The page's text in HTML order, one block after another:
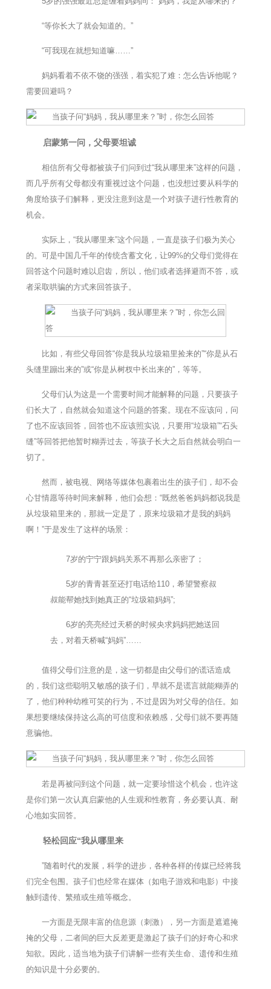
“等你长大了就会知道的。”
“可我现在就想知道嘛……”
妈妈看着不依不饶的强强，着实犯了难：怎么告诉他呢？
需要回避吗？
启蒙第一问，父母要坦诚
相信所有父母都被孩子们问到过“我从哪里来”这样的问题，
而几乎所有父母都没有重视过这个问题，也没想过要从科学的
角度给孩子们解释，更没注意到这是一个对孩子进行性教育的
机会。
实际上，“我从哪里来”这个问题，一直是孩子们极为关心
的。可是中国几千年的传统含蓄文化，让99%的父母们觉得在
回答这个问题时难以启齿，所以，他们或者选择避而不答，或
者采取哄骗的方式来回答孩子。
比如，有些父母回答“你是我从垃圾箱里捡来的”“你是从石
头缝里蹦出来的”或“你是从树杈中长出来的”，等等。
父母们认为这是一个需要时间才能解释的问题，只要孩子
们长大了，自然就会知道这个问题的答案。现在不应该问，问
了也不应该回答，回答也不应该照实说，只要用“垃圾箱”“石头
缝”等回答把他暂时糊弄过去，等孩子长大之后自然就会明白一
切了。
然而，被电视、网络等媒体包裹着出生的孩子们，却不会
心甘情愿等待时间来解释，他们会想：“既然爸爸妈妈都说我是
从垃圾箱里来的，那就一定是了，原来垃圾箱才是我的妈妈
啊！”于是发生了这样的场景：
7岁的宁宁跟妈妈关系不再那么亲密了；
5岁的青青甚至还打电话给110，希望警察叔
叔能帮她找到她真正的“垃圾箱妈妈”;
6岁的亮亮经过天桥的时候央求妈妈把她送回
去，对着天桥喊“妈妈”……
值得父母们注意的是，这一切都是由父母们的谎话造成
的，我们这些聪明又敏感的孩子们，早就不是谎言就能糊弄的
了，他们种种幼稚可笑的行为，不过是因为对父母的信任。如
果想要继续保持这么高的可信度和依赖感，父母们就不要再随
意骗他。
若是再被问到这个问题，就一定要珍惜这个机会，也许这
是你们第一次认真启蒙他的人生观和性教育，务必要认真、耐
心地如实回答。
轻松回应“我从哪里来
”随着时代的发展，科学的进步，各种各样的传媒已经将我
们完全包围。孩子们也经常在媒体（如电子游戏和电影）中接
触到遗传、繁殖或生殖等概念。
一方面是无限丰富的信息源（刺激），另一方面是遮遮掩
掩的父母，二者间的巨大反差更是激起了孩子们的好奇心和求
知欲。因此，适当地为孩子们讲解一些有关生命、遗传和生殖
的知识是十分必要的。